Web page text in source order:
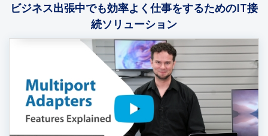
ビジネス出張中でも効率よく仕事をするためのIT接
続ソリューション